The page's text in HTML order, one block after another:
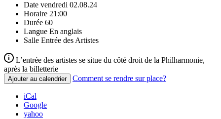
Date vendredi 02.08.24
Horaire 21:00
Durée 60
Langue En anglais
Salle Entrée des Artistes
L’entrée des artistes se situe du côté droit de la Philharmonie,
après la billetterie
Ajouter au calendrier Comment se rendre sur place?
iCal
Google
yahoo